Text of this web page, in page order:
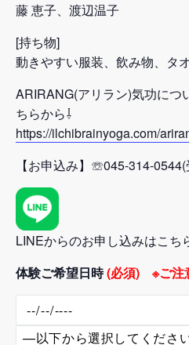
藤 恵子、渡辺温子
[持ち物]
動きやすい服装、飲み物、タ
ARIRANG(アリラン)気功につ
ちらから⇩
https://ilchibrainyoga.com/
【お申込み】☏045-314-
LINEからのお申し込みはこち
体験ご希望日時(必須) ※ご注